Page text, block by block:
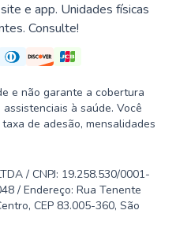
e app. Unidades físicas
Consulte!
e não garante a cobertura
à saúde. Você
de adesão, mensalidades
/ CNPJ: 19.258.530/0001-
/ Endereço: Rua Tenente
CEP 83.005-360, São